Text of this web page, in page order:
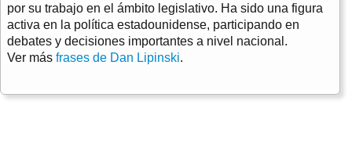
por su trabajo en el ámbito legislativo. Ha sido una figura
activa en la política estadounidense, participando en
debates y decisiones importantes a nivel nacional.
Ver más frases de Dan Lipinski.